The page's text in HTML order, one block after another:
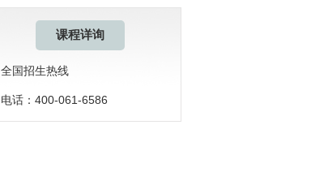
课程详询
全国招生热线
电话：400-061-6586